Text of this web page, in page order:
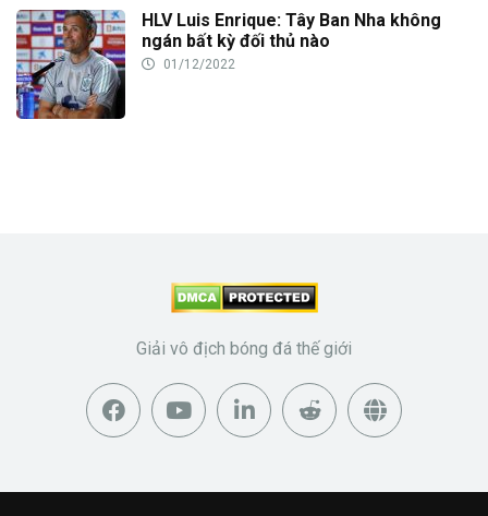
HLV Luis Enrique: Tây Ban Nha không
ngán bất kỳ đối thủ nào
01/12/2022
Giải vô địch bóng đá thế giới